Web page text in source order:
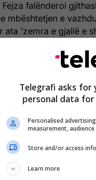
falënderoi
mbështetjen e
ata 'zemra e gjallë e
Telegrafi asks for
personal data
Personalised
measurement,
Store and/or access
Learn more